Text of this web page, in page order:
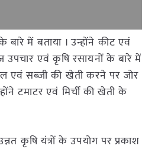
में बताया । उन्होंने कीट एवं
उपचार एवं कृषि रसायनों के बारे में
एवं सब्जी की खेती करने पर जोर
टमाटर एवं मिर्ची की खेती के
कृषि यंत्रों के उपयोग पर प्रकाश